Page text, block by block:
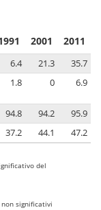
2001 2011
6.4 21.3
35.7
1.8 0 6.9
94.8 94.2
95.9
37.2 44.1 47.2
del
significativi